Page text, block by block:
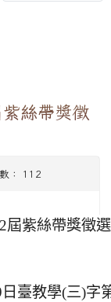
絲帶獎徵
： 112
屆紫絲帶獎徵
臺教學(三)字